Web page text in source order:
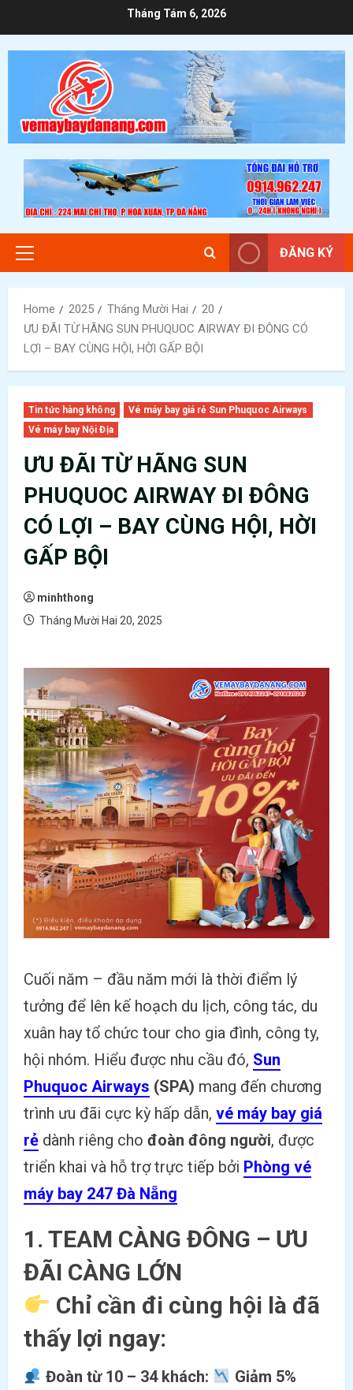
to
content
Tháng Tám 6, 2026
Primary
ĐĂNG KÝ
Home 2025 Tháng Mười Hai
20
ƯU ĐÃI TỪ HÃNG SUN PHUQUOC AIRWAY ĐI ĐÔNG CÓ
LỢI – BAY CÙNG HỘI, HỜI GẤP BỘI
Tin tức hàng không
Vé máy bay giá rẻ Sun Phuquoc Airways
Vé máy bay Nội Địa
ƯU ĐÃI TỪ HÃNG SUN
PHUQUOC AIRWAY ĐI ĐÔNG
CÓ LỢI – BAY CÙNG HỘI, HỜI
GẤP BỘI
minhthong
Tháng Mười Hai 20, 2025
Cuối năm – đầu năm mới là thời điểm lý
tưởng để lên kế hoạch du lịch, công tác, du
xuân hay tổ chức tour cho gia đình, công ty,
hội nhóm. Hiểu được nhu cầu đó, Sun
Phuquoc Airways (SPA) mang đến chương
trình ưu đãi cực kỳ hấp dẫn, vé máy bay giá
rẻ dành riêng cho đoàn đông người, được
triển khai và hỗ trợ trực tiếp bởi Phòng vé
máy bay 247 Đà Nẵng
1. TEAM CÀNG ĐÔNG – ƯU
ĐÃI CÀNG LỚN
Chỉ cần đi cùng hội là đã
thấy lợi ngay:
Đoàn từ 10 – 34 khách:
Giảm 5%